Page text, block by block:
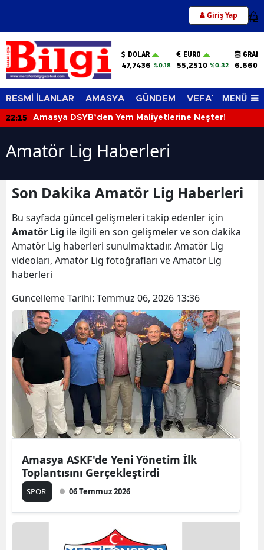
Giriş Yap 12
DOLAR
47,7436 %0.18
EURO
55,2510 %0.32
RESMİ İLANLAR AMASYA GÜNDEM VEFAT EDENLER
MENÜ
22:15 Amasya DSYB’den Yem Maliyetlerine Neşter!
Amatör Lig Haberleri
Son Dakika Amatör Lig Haberleri
Bu sayfada güncel gelişmeleri takip edenler için
Amatör Lig ile ilgili en son gelişmeler ve son dakika
Amatör Lig haberleri sunulmaktadır. Amatör Lig
videoları, Amatör Lig fotoğrafları ve Amatör Lig
haberleri
Güncelleme Tarihi: Temmuz 06, 2026 13:36
Amasya ASKF'de Yeni Yönetim İlk
Toplantısını Gerçekleştirdi
SPOR 06 Temmuz 2026